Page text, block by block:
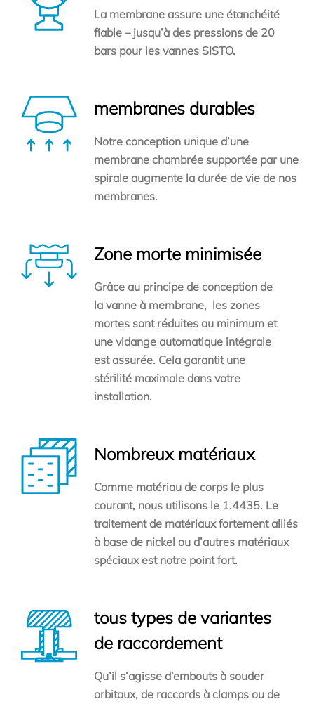
La membrane assure une étanchéité
fiable – jusqu’à des pressions de 20
bars pour les vannes SISTO.
membranes durables
Notre conception unique d’une
membrane chambrée supportée par une
spirale augmente la durée de vie de nos
membranes.
Zone morte minimisée
Grâce au principe de conception de
la vanne à membrane, les zones
mortes sont réduites au minimum et
une vidange automatique intégrale
est assurée. Cela garantit une
stérilité maximale dans votre
installation.
Nombreux matériaux
Comme matériau de corps le plus
courant, nous utilisons le 1.4435. Le
traitement de matériaux fortement alliés
à base de nickel ou d’autres matériaux
spéciaux est notre point fort.
tous types de variantes
de raccordement
Qu’il s’agisse d’embouts à souder
orbitaux, de raccords à clamps ou de